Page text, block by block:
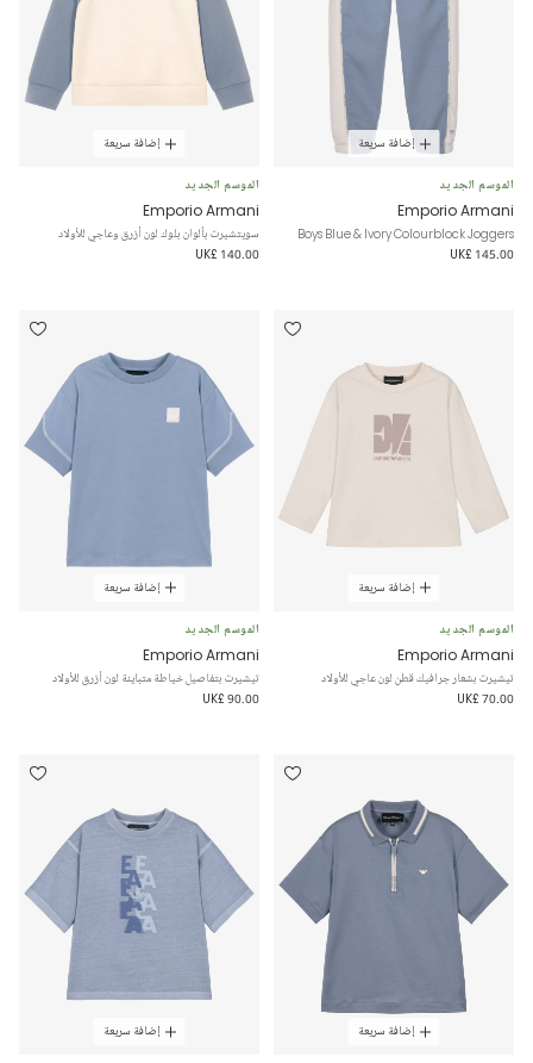
إضافة سريعة
الموسم الجديد
Emporio Armani
Boys Blue & Ivory Colourblock Joggers
UK£ 145.00
إضافة سريعة
الموسم الجديد
Emporio Armani
سويتشيرت بألوان بلوك لون أزرق وعاجي للأولاد
UK£ 140.00
إضافة سريعة
الموسم الجديد
Emporio Armani
تيشيرت بشعار جرافيك قطن لون عاجي للأولاد
UK£ 70.00
إضافة سريعة
الموسم الجديد
Emporio Armani
تيشيرت بتفاصيل خياطة متباينة لون أزرق للأولاد
UK£ 90.00
إضافة سريعة إضافة سريعة